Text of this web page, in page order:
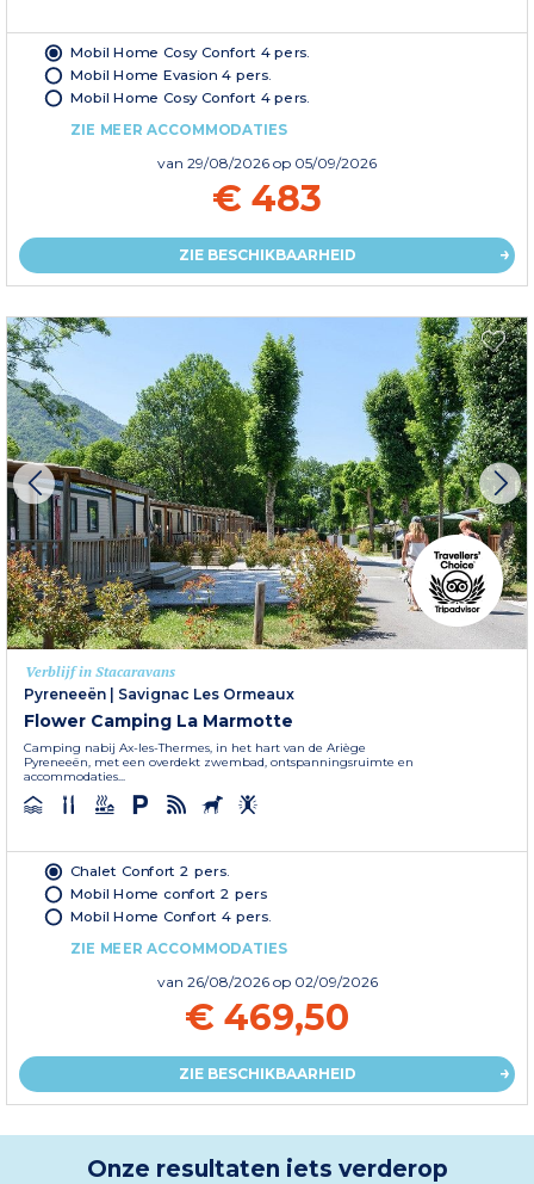
Mobil Home Cosy Confort 4 pers.
Mobil Home Evasion 4 pers.
Mobil Home Cosy Confort 4 pers.
ZIE MEER ACCOMMODATIES
van 29/08/2026 op 05/09/2026
€ 483
ZIE BESCHIKBAARHEID
Verblijf in Stacaravans
Pyreneeën | Savignac Les Ormeaux
Flower Camping La Marmotte
Camping nabij Ax-les-Thermes, in het hart van de Ariège
Pyreneeën, met een overdekt zwembad, ontspanningsruimte en
accommodaties...
Chalet Confort 2 pers.
Mobil Home confort 2 pers
Mobil Home Confort 4 pers.
ZIE MEER ACCOMMODATIES
van 26/08/2026 op 02/09/2026
€ 469,50
ZIE BESCHIKBAARHEID
Onze resultaten iets verderop